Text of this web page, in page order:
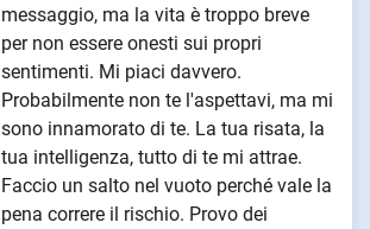
messaggio, ma la vita è troppo breve
per non essere onesti sui propri
sentimenti. Mi piaci davvero.
Probabilmente non te l'aspettavi, ma mi
sono innamorato di te. La tua risata, la
tua intelligenza, tutto di te mi attrae.
Faccio un salto nel vuoto perché vale la
pena correre il rischio. Provo dei